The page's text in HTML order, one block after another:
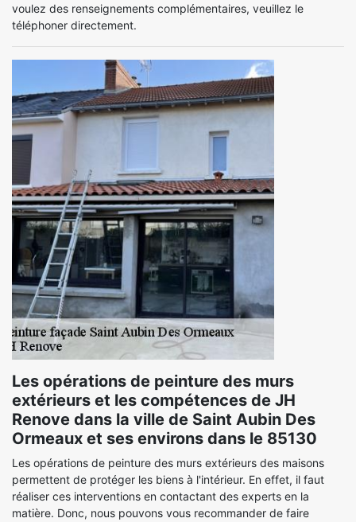
voulez des renseignements complémentaires, veuillez le
téléphoner directement.
Les opérations de peinture des murs
extérieurs et les compétences de JH
Renove dans la ville de Saint Aubin Des
Ormeaux et ses environs dans le 85130
Les opérations de peinture des murs extérieurs des maisons
permettent de protéger les biens à l'intérieur. En effet, il faut
réaliser ces interventions en contactant des experts en la
matière. Donc, nous pouvons vous recommander de faire